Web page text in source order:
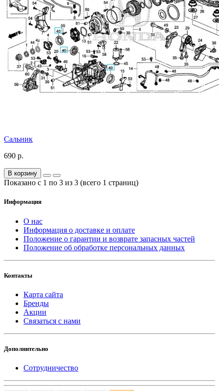
Сальник
690 р.
В корзину
Показано с 1 по 3 из 3 (всего 1 страниц)
Информация
О нас
Информация о доставке и оплате
Положение о гарантии и возврате запасных частей
Положение об обработке персональных данных
Контакты
Карта сайта
Бренды
Акции
Связаться с нами
Дополнительно
Сотрудничество